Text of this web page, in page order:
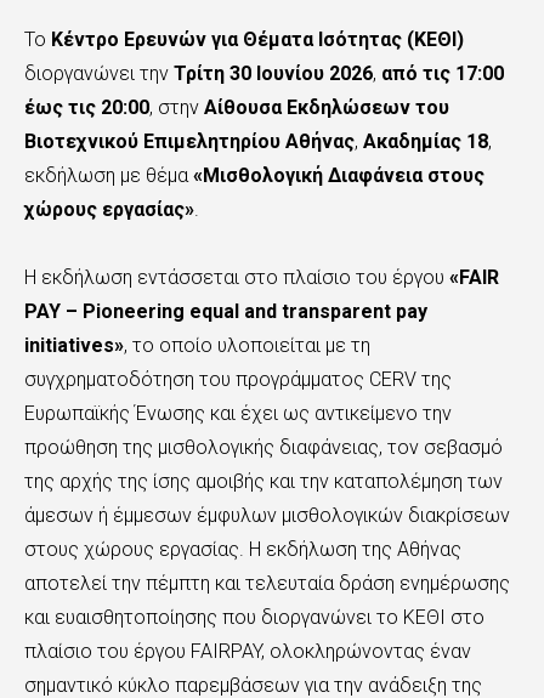
Το Κέντρο Ερευνών για Θέματα Ισότητας (ΚΕΘΙ)
διοργανώνει την Τρίτη 30 Ιουνίου 2026, από τις 17:00
έως τις 20:00, στην Αίθουσα Εκδηλώσεων του
Βιοτεχνικού Επιμελητηρίου Αθήνας, Ακαδημίας 18,
εκδήλωση με θέμα «Μισθολογική Διαφάνεια στους
χώρους εργασίας»
Η εκδήλωση εντάσσεται στο πλαίσιο του έργου «FAIR
PAY – Pioneering equal and transparent pay
initiatives», το οποίο υλοποιείται με τη
συγχρηματοδότηση του προγράμματος CERV της
Ευρωπαϊκής Ένωσης και έχει ως αντικείμενο την
προώθηση της μισθολογικής διαφάνειας, τον σεβασμό
της αρχής της ίσης αμοιβής και την καταπολέμηση των
άμεσων ή έμμεσων έμφυλων μισθολογικών διακρίσεων
στους χώρους εργασίας. Η εκδήλωση της Αθήνας
αποτελεί την πέμπτη και τελευταία δράση ενημέρωσης
και ευαισθητοποίησης που διοργανώνει το ΚΕΘΙ στο
πλαίσιο του έργου FAIRPAY, ολοκληρώνοντας έναν
σημαντικό κύκλο παρεμβάσεων για την ανάδειξη της